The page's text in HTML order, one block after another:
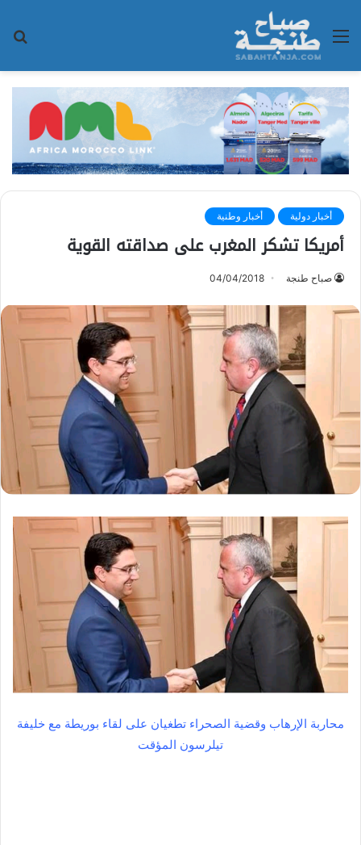
القائمة
أخبار دولية أخبار وطنية
أمريكا تشكر المغرب على صداقته القوية‬
صباح طنجة 04/04/2018
محاربة الإرهاب وقضية الصحراء تطغيان على لقاء بوريطة مع خليفة
تيلرسون المؤقت